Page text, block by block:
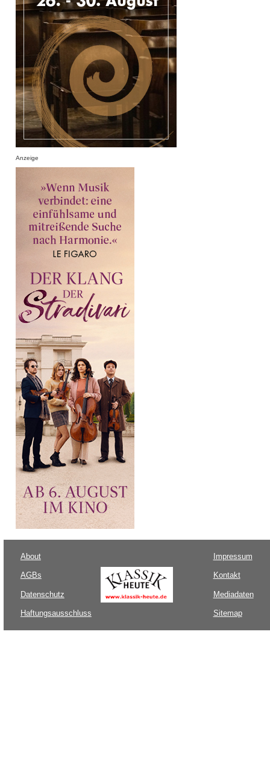
Anzeige
About
AGBs
Datenschutz
Haftungsausschluss
Impressum
Kontakt
Mediadaten
Sitemap